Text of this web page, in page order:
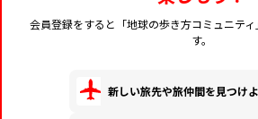
会員登録をすると「地球の歩き方コミュニテ
す。
新しい旅先や旅仲間を見つけよ